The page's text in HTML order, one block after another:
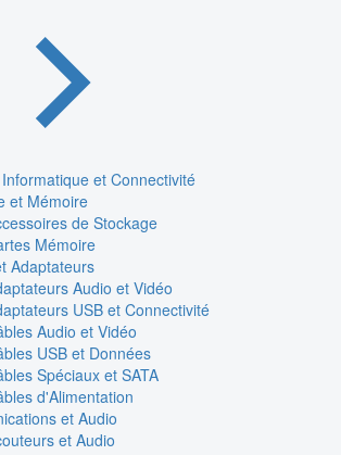
et Connectivité
et Mémoire
de Stockage
Mémoire
Adaptateurs
Audio et Vidéo
USB et Connectivité
Audio et Vidéo
USB et Données
Spéciaux et SATA
d'Alimentation
et Audio
et Audio